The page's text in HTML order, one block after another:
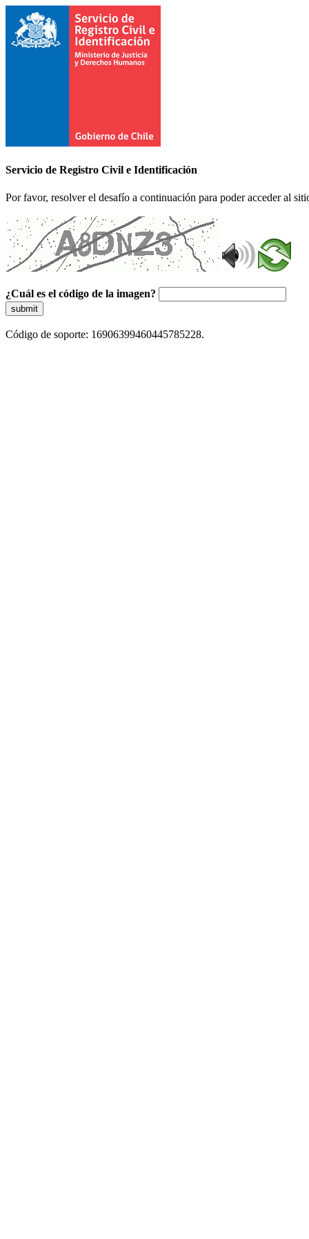
Servicio de Registro Civil e Identificación
Por favor, resolver el desafío a continuación para poder acceder al
¿Cuál es el código de la imagen?
submit
Código de soporte: 16906399460445785228.